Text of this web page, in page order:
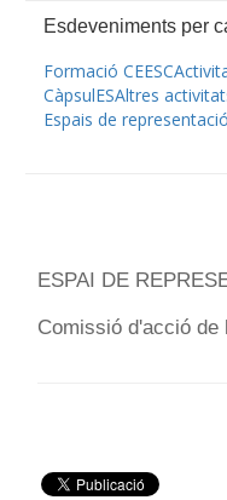
Esdeveniments per
Formació CEESC
CàpsulESAltres
Espais de representació
ESPAI DE
Comissió d'acció de